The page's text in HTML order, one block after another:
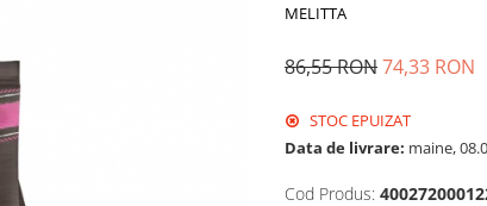
MELITTA
86,55 RON74,33 RON
STOC EPUIZAT
Data de livrare: maine,
Cod Produs: